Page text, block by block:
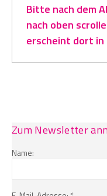
Bitte nach dem
nach oben
erscheint dort in
Zum Newsletter
Name: